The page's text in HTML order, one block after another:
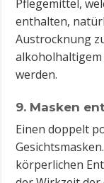
Pflegemittel,
enthalten,
Austrocknung
alkoholhaltigem
werden.
9. Masken
Einen doppelt
körperlichen